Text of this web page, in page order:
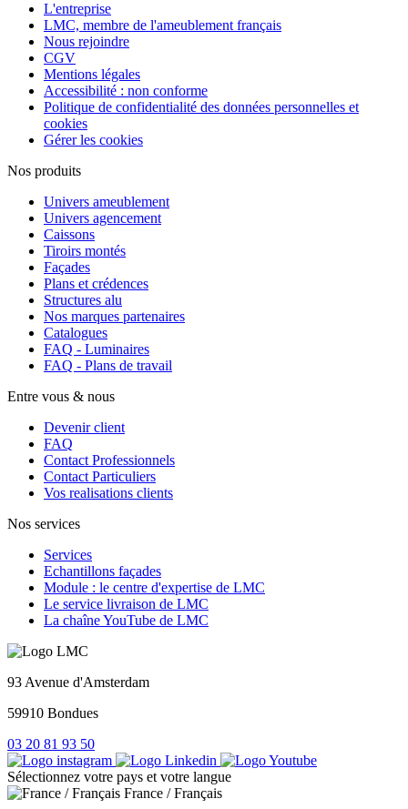
L'entreprise
LMC, membre de l'ameublement français
Nous rejoindre
CGV
Mentions légales
Accessibilité : non conforme
Politique de confidentialité des données personnelles et
cookies
Gérer les cookies
Nos produits
Univers ameublement
Univers agencement
Caissons
Tiroirs montés
Façades
Plans et crédences
Structures alu
Nos marques partenaires
Catalogues
FAQ - Luminaires
FAQ - Plans de travail
Entre vous & nous
Devenir client
FAQ
Contact Professionnels
Contact Particuliers
Vos realisations clients
Nos services
Services
Echantillons façades
Module : le centre d'expertise de LMC
Le service livraison de LMC
La chaîne YouTube de LMC
93 Avenue d'Amsterdam
59910 Bondues
03 20 81 93 50
Sélectionnez votre pays et votre langue
France / Français